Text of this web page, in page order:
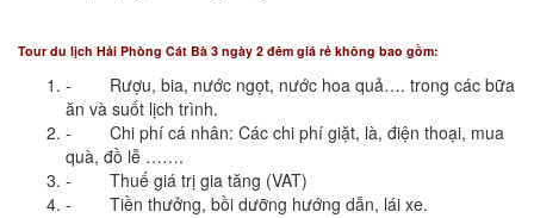
Tour du lịch Hải Phòng Cát Bà 3 ngày 2 đêm giá rẻ không bao gồm:
- Rượu, bia, nước ngọt, nước hoa quả…. trong các bữa
ăn và suốt lịch trình.
- Chi phí cá nhân: Các chi phí giặt, là, điện thoại, mua
quà, đồ lễ …….
- Thuế giá trị gia tăng (VAT)
- Tiền thưởng, bồi dưỡng hướng dẫn, lái xe.